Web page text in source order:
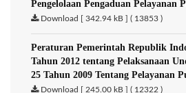
Pengelolaan Pengaduan Pelayanan
Download [ 342.94 kB ] ( 13853 )
Peraturan Pemerintah Republik
Tahun 2012 tentang Pelaksanaan
25 Tahun 2009 Tentang Pelayanan
Download [ 245.00 kB ] ( 12322 )